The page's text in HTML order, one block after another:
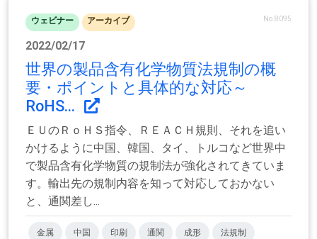
ウェビナー アーカイブ No.8095
2022/02/17
世界の製品含有化学物質法規制の概
要・ポイントと具体的な対応～
RoHS...
ＥＵのＲｏＨＳ指令、ＲＥＡＣＨ規則、それを追い
かけるように中国、韓国、タイ、トルコなど世界中
で製品含有化学物質の規制法が強化されてきていま
す。輸出先の規制内容を知って対応しておかない
と、通関差し...
金属 中国 印刷 通関 成形 法規制